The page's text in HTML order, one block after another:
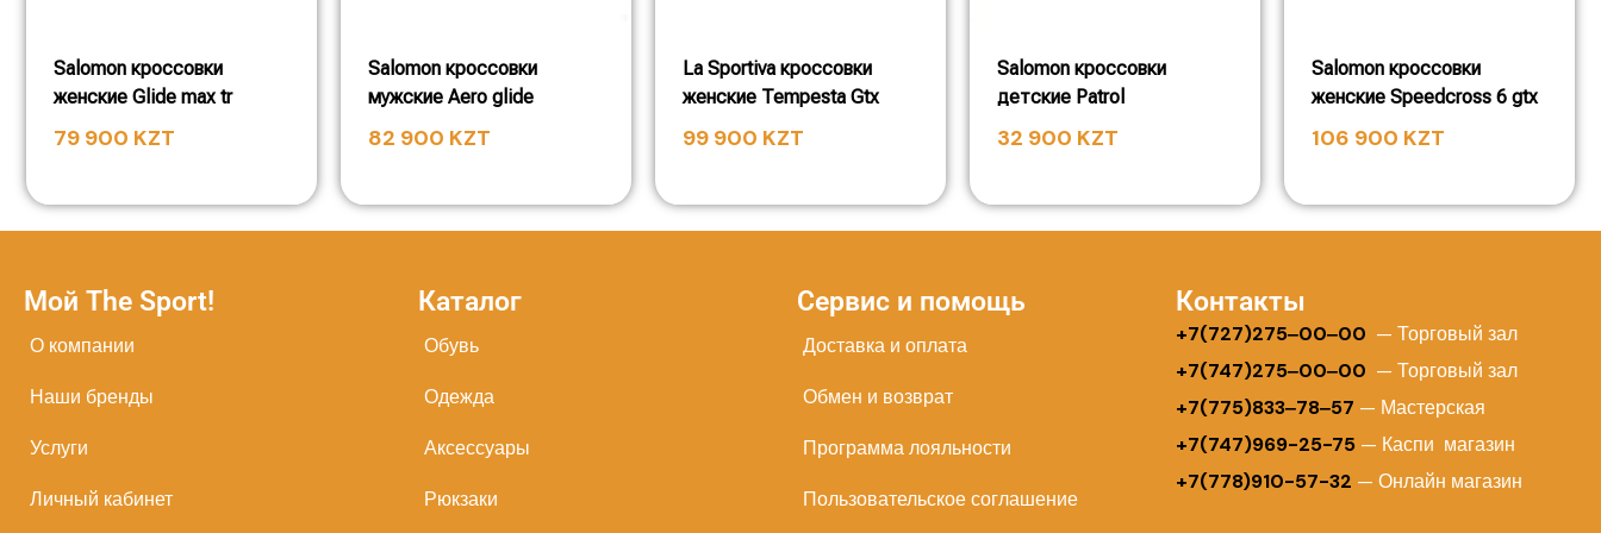
Salomon кроссовки
женские Glide max tr
79 900 KZT
Salomon кроссовки
мужские Aero glide
82 900 KZT
La Sportiva кроссовки
женские Tempesta Gtx
99 900 KZT
Salomon кроссовки
детские Patrol
32 900 KZT
Salomon кроссовки
женские Speedcross 6 gtx
106 900 KZT
Мой The Sport!
О компании
Наши бренды
Услуги
Личный кабинет
Каталог
Обувь
Одежда
Аксессуары
Рюкзаки
Сервис и помощь
Доставка и оплата
Обмен и возврат
Программа лояльности
Пользовательское соглашение
Контакты
+7(727)275‒00‒00 — Торговый зал
+7(747)275‒00‒00 — Торговый зал
+7(775)833‒78‒57 — Мастерская
+7(747)969-25-75— Каспи магазин
+7(778)910-57-32 — Онлайн магазин